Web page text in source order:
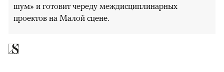
шум» и готовит череду междисциплинарных
проектов на Малой сцене.